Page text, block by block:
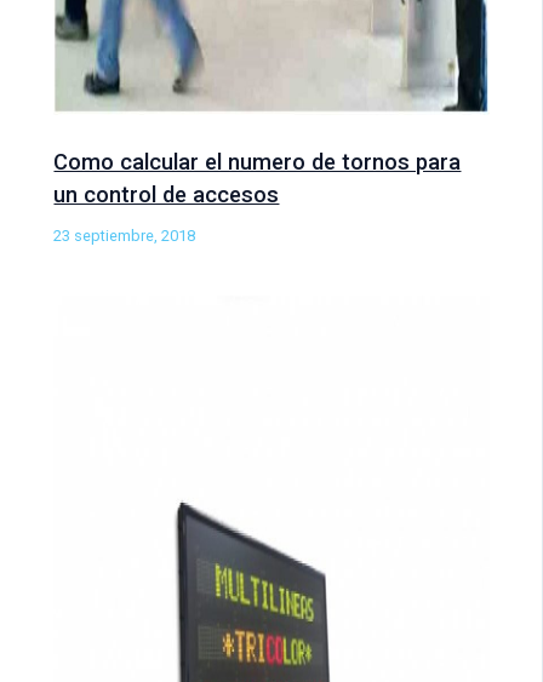
Como calcular el numero de tornos para
un control de accesos
23 septiembre, 2018